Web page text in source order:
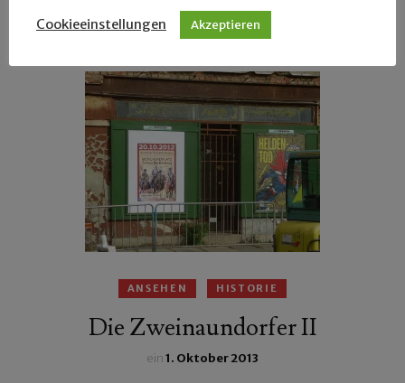
Massenbeschäftigung – im Hafen schlafen.
ANSEHEN HISTORIE
Die Zweinaundorfer II
ein1. Oktober 2013
Cookieeinstellungen Akzeptieren